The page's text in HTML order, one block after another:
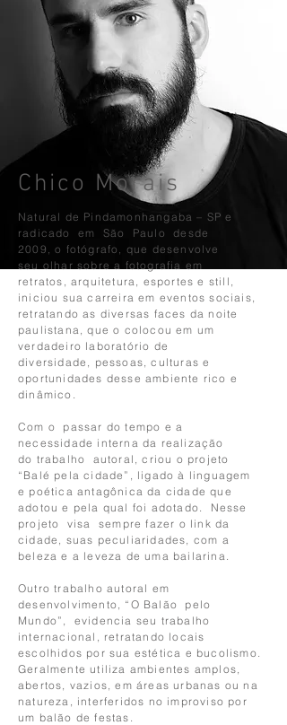
Chico Morais
Natural de Pindamonhangaba – SP e
radicado em São Paulo desde
2009, o fotógrafo, que desenvolve
seu olhar sobre a fotografia em
retratos, arquitetura, esportes e still,
iniciou sua carreira em eventos sociais,
retratando as diversas faces da noite
paulistana, que o colocou em um
verdadeiro laboratório de
diversidade, pessoas, culturas e
oportunidades desse ambiente rico e
dinâmico.
Com o passar do tempo e a
necessidade interna da realização
do trabalho autoral, criou o projeto
“Balé pela cidade”, ligado à linguagem
e poética antagônica da cidade que
adotou e pela qual foi adotado. Nesse
projeto visa sempre fazer o link da
cidade, suas peculiaridades, com a
beleza e a leveza de uma bailarina.
Outro trabalho autoral em
desenvolvimento, “O Balão pelo
Mundo”, evidencia seu trabalho
internacional, retratando locais
escolhidos por sua estética e bucolismo.
Geralmente utiliza ambientes amplos,
abertos, vazios, em áreas urbanas ou na
natureza, interferidos no improviso por
um balão de festas.